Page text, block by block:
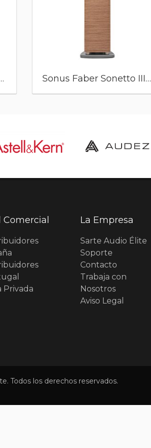
G4 Sonus Faber Sonetto III G2
Comercial
Privada
La Empresa
Sarte Audio Élite
Soporte
Contacto
Trabaja con
Nosotros
Aviso Legal
Todos los derechos reservados.